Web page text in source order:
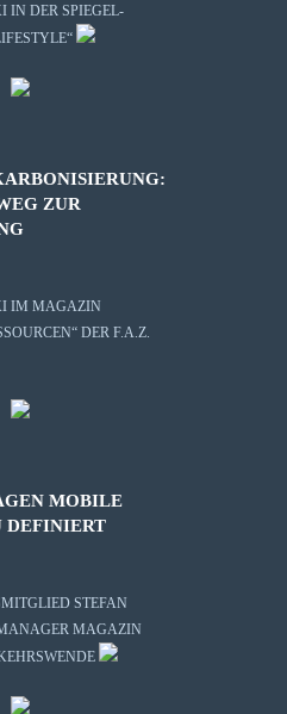
IN DER SPIEGEL-
ZUR
IM MAGAZIN
DER F.A.Z.
MOBILE
DEFINIERT
STEFAN
MAGAZIN